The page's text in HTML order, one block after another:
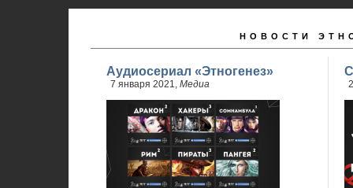
НОВОСТИ
Аудиосериал «Этногенез»
7 января 2021, Медиа